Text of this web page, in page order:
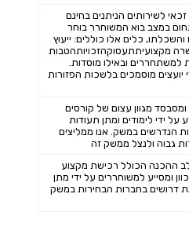
לשירותים הניתנים בחינם
במצב בוא המשוחרר בוחר
כלים אלו כוללים: ייעוץ
מקצועיתתעסוקהזכויותהטבות
למשתחררים ובאילו מוסדות.
יועצים מוסמכים בלשכות הפזורות
מגוון עצום של קורסים
על ידי לימודים ומתן תעודות
הנדרשים במשק. אנו ממליצים
גבוה ולנצל ממשק זה
ההכנה הכולל רכישת מקצוע
ומסייע למשוחררים על ידי מתן
דרושים בחברות הבחירות במשק